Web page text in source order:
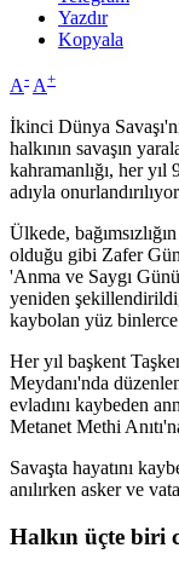
Yazdır
Kopyala
A- A+
İkinci Dünya
halkının savaşın
kahramanlığı, her
adıyla
Ülkede,
olduğu gibi Zafer
'Anma ve Saygı
yeniden
kaybolan yüz binlerce
Her yıl başkent
Meydanı'nda
evladını kaybeden
Metanet Methi
Savaşta hayatını
anılırken asker ve
Halkın üçte biri